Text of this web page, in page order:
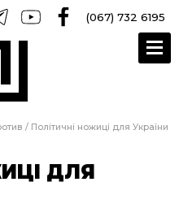
(067) 732 6195
/ Політичні ножиці для України
ДЛЯ